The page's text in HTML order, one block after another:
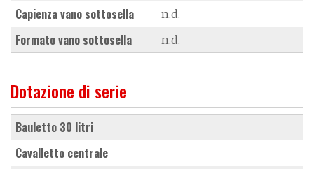
Capienza vano sottosella n.d.
Formato vano sottosella n.d.
Dotazione di serie
bauletto 30 litri
cavalletto centrale